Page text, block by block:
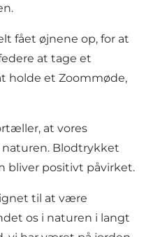
fået øjnene op, for at
at tage et
holde et Zoommøde,
at vores
Blodtrykket
bliver positivt påvirket.
til at være
os i naturen i langt